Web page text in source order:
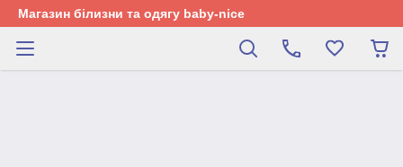
Магазин білизни та одягу baby-nice